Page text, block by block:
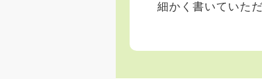
細かく書いていた